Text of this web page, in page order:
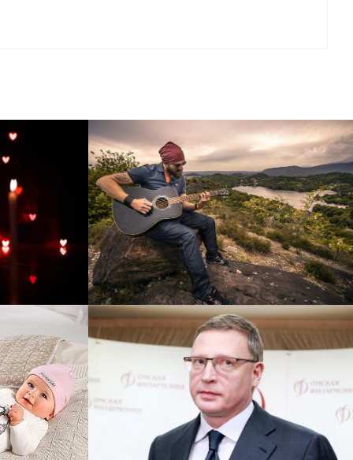
Перевод интернет-магазина
Guitaramania.ru на 1С-
Битрикс
Смотреть проект
Сайт кандидата в
губернаторы Буркова
Александра Леонидовича